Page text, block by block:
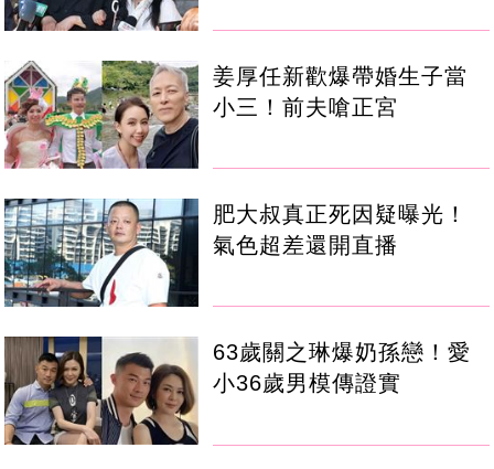
姜厚任新歡爆帶婚生子當
小三！前夫嗆正宮
肥大叔真正死因疑曝光！
氣色超差還開直播
63歲關之琳爆奶孫戀！愛
小36歲男模傳證實